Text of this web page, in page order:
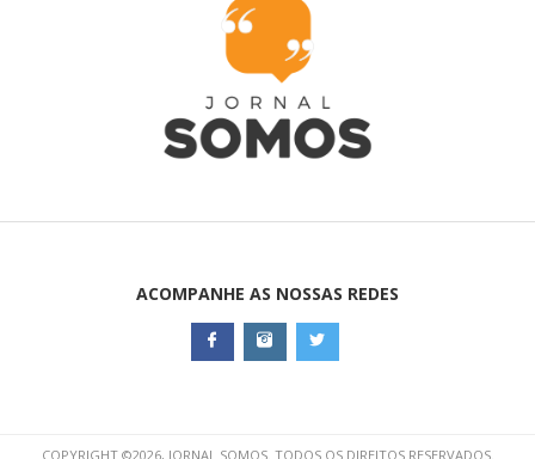
ACOMPANHE AS NOSSAS REDES
COPYRIGHT ©2026, JORNAL SOMOS. TODOS OS DIREITOS RESERVADOS.